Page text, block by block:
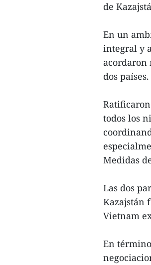
de
En un
integral y
acordaron
dos países.
todos los
Medidas
Las dos
Kazajstán
Vietnam
En